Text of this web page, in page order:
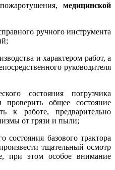
медицинской
ручного инструмента
и характером работ, а
руководителя
состояния погрузчика
проверить общее состояние
к работе, предварительно
от грязи и пыли;
состояния базового трактора
тщательный осмотр
при этом особое внимание